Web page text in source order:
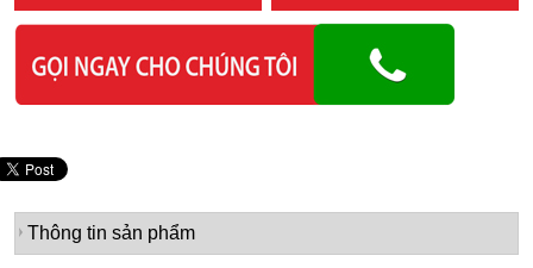
Thông tin sản phẩm